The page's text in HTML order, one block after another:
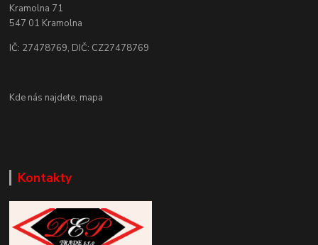
Kramolna 71
547 01 Kramolna
IČ: 27478769, DIČ: CZ27478769
Kde nás najdete, mapa
Kontakty